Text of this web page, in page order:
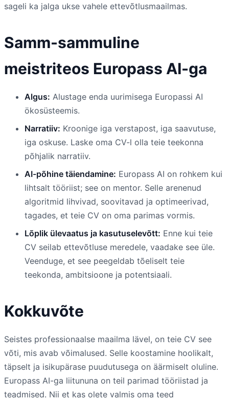
sageli ka jalga ukse vahele ettevõtlusmaailmas.
Samm-sammuline
meistriteos Europass AI-ga
Algus: Alustage enda uurimisega Europassi AI
ökosüsteemis.
Narratiiv: Kroonige iga verstapost, iga saavutuse,
iga oskuse. Laske oma CV-l olla teie teekonna
põhjalik narratiiv.
AI-põhine täiendamine: Europass AI on rohkem kui
lihtsalt tööriist; see on mentor. Selle arenenud
algoritmid lihvivad, soovitavad ja optimeerivad,
tagades, et teie CV on oma parimas vormis.
Lõplik ülevaatus ja kasutuselevõtt: Enne kui teie
CV seilab ettevõtluse meredele, vaadake see üle.
Veenduge, et see peegeldab tõeliselt teie
teekonda, ambitsioone ja potentsiaali.
Kokkuvõte
Seistes professionaalse maailma lävel, on teie CV see
võti, mis avab võimalused. Selle koostamine hoolikalt,
täpselt ja isikupärase puudutusega on äärmiselt oluline.
Europass AI-ga liitununa on teil parimad tööriistad ja
teadmised. Nii et kas olete valmis oma teed